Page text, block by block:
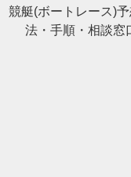
競艇(ボートレース)
法・手順・相談窓